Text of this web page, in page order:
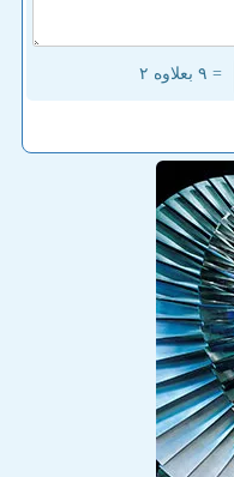
= ۹ بعلاوه ۲